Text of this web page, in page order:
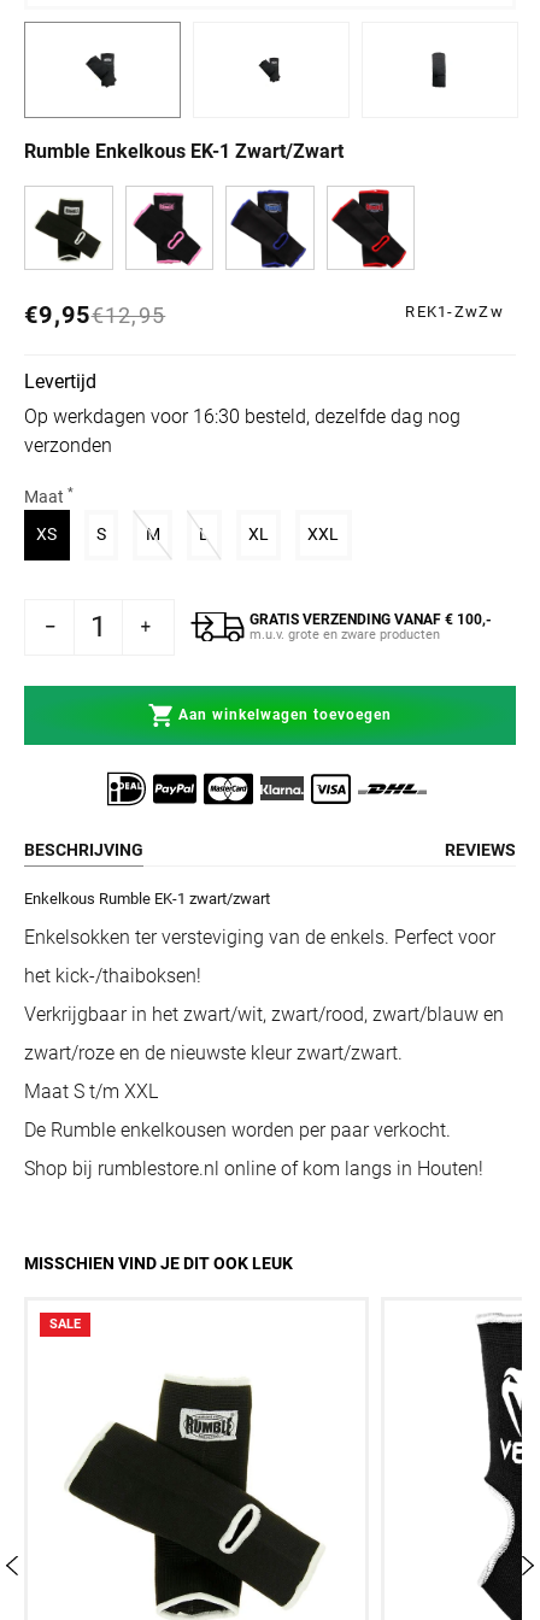
Rumble Enkelkous EK-1 Zwart/Zwart
Normale prijs
Aanbiedingsprijs
€12,95
€9,95 REK1-ZwZw
Levertijd
Op werkdagen voor 16:30 besteld, dezelfde dag nog
verzonden
Maat *
XSVariant uitverkocht of niet beschikbaar
SVariant uitverkocht of niet beschikbaar
MVariant uitverkocht of niet beschikbaar
L Variant uitverkocht of niet beschikbaar
XL Variant uitverkocht of niet
XXL
Enkelkous EK-1 Zwart/Zwart
voor Rumble Enkelkous EK-1 Zwart/Zwart
GRATIS VERZENDING VANAF € 100,-
m.u.v. grote en zware producten
Aan winkelwagen toevoegen
BESCHRIJVING REVIEWS
Enkelkous Rumble EK-1 zwart/zwart
Enkelsokken ter versteviging van de enkels. Perfect voor
het kick-/thaiboksen!
Verkrijgbaar in het zwart/wit, zwart/rood, zwart/blauw en
zwart/roze en de nieuwste kleur zwart/zwart.
Maat S t/m XXL
De Rumble enkelkousen worden per paar verkocht.
Shop bij rumblestore.nl online of kom langs in Houten!
MISSCHIEN VIND JE DIT OOK LEUK
SALE